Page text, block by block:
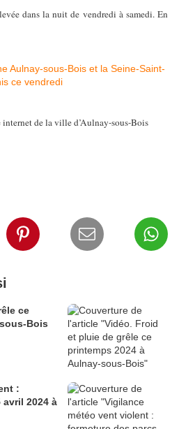
dans la nuit de vendredi à samedi. En
de la ville d’Aulnay-sous-Bois
ce
Bois
:
2024 à